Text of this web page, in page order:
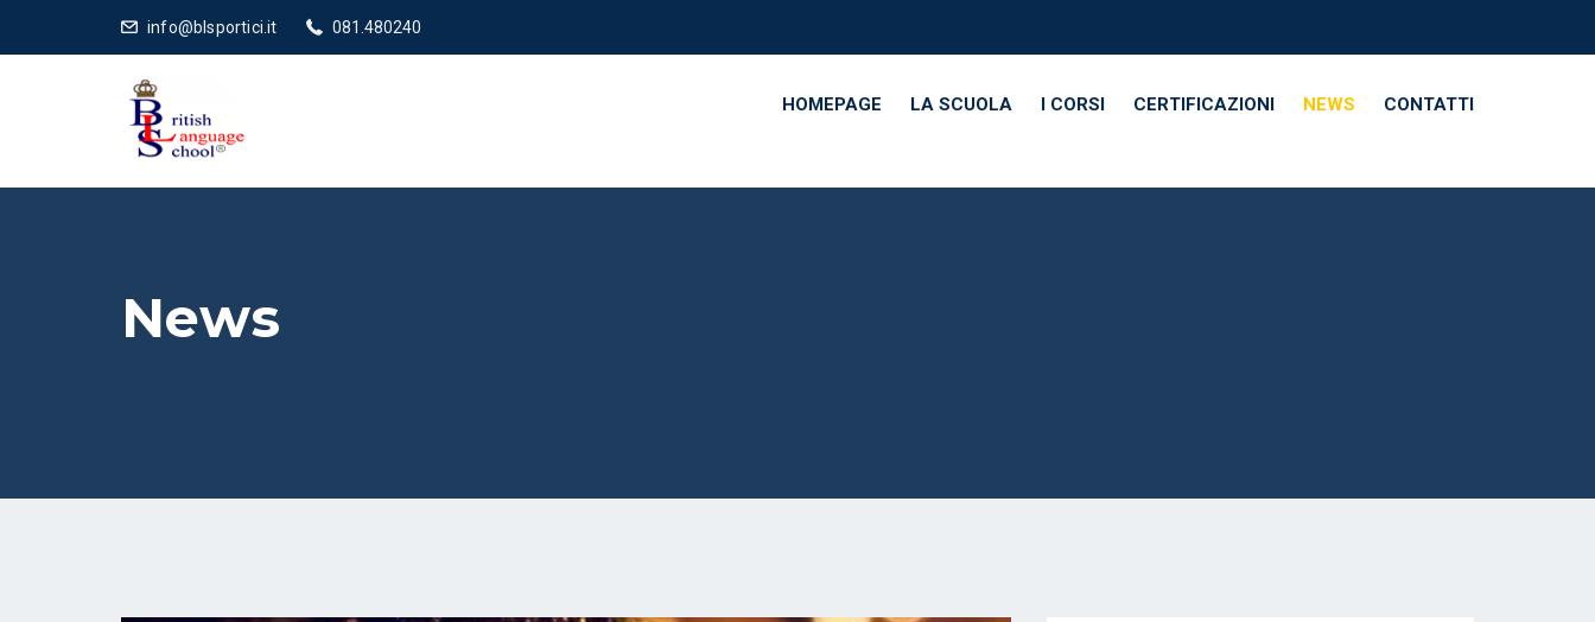
info@blsportici.it 081.480240
HOMEPAGE LA SCUOLA I CORSI CERTIFICAZIONI NEWS CONTATTI
News